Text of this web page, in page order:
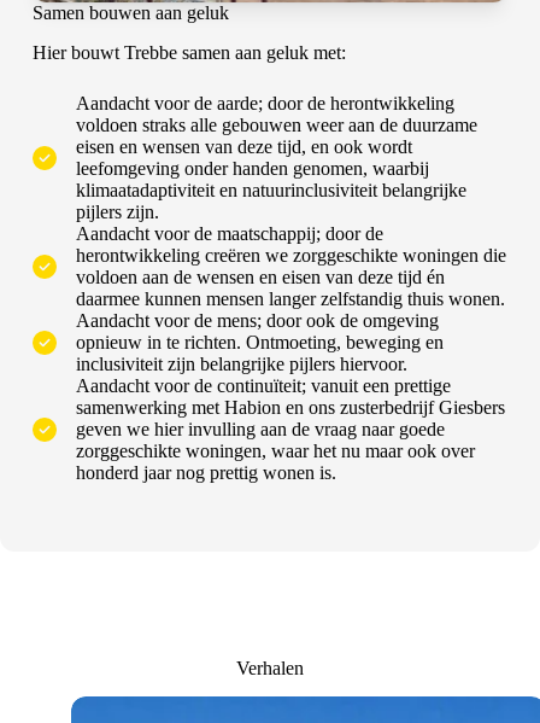
Samen bouwen aan geluk
Hier bouwt Trebbe samen aan geluk met:
Aandacht voor de aarde; door de herontwikkeling
voldoen straks alle gebouwen weer aan de duurzame
eisen en wensen van deze tijd, en ook wordt
leefomgeving onder handen genomen, waarbij
klimaatadaptiviteit en natuurinclusiviteit belangrijke
pijlers zijn.
Aandacht voor de maatschappij; door de
herontwikkeling creëren we zorggeschikte woningen die
voldoen aan de wensen en eisen van deze tijd én
daarmee kunnen mensen langer zelfstandig thuis wonen.
Aandacht voor de mens; door ook de omgeving
opnieuw in te richten. Ontmoeting, beweging en
inclusiviteit zijn belangrijke pijlers hiervoor.
Aandacht voor de continuïteit; vanuit een prettige
samenwerking met Habion en ons zusterbedrijf Giesbers
geven we hier invulling aan de vraag naar goede
zorggeschikte woningen, waar het nu maar ook over
honderd jaar nog prettig wonen is.
Verhalen